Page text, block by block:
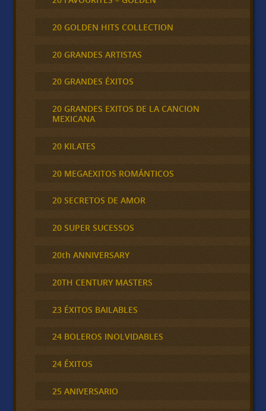
20 GOLDEN HITS COLLECTION
20 GRANDES ARTISTAS
20 GRANDES ÉXITOS
20 GRANDES EXITOS DE LA CANCION
MEXICANA
20 KILATES
20 MEGAEXITOS ROMÁNTICOS
20 SECRETOS DE AMOR
20 SUPER SUCESSOS
20th ANNIVERSARY
20TH CENTURY MASTERS
23 ÉXITOS BAILABLES
24 BOLEROS INOLVIDABLES
24 ÉXITOS
25 ANIVERSARIO